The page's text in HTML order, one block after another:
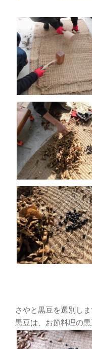
さやと黒豆を選別しま
黒豆は、お節料理の黒